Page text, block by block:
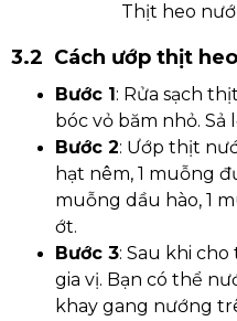
Thịt heo
3.2 Cách ướp thịt
Bước 1: Rửa sạch
bóc vỏ băm nhỏ. Sả
Bước 2: Ướp thịt
hạt nêm, 1 muỗng
muỗng dầu hào, 1
ớt.
Bước 3: Sau khi
gia vị. Bạn có thể
khay gang nướng